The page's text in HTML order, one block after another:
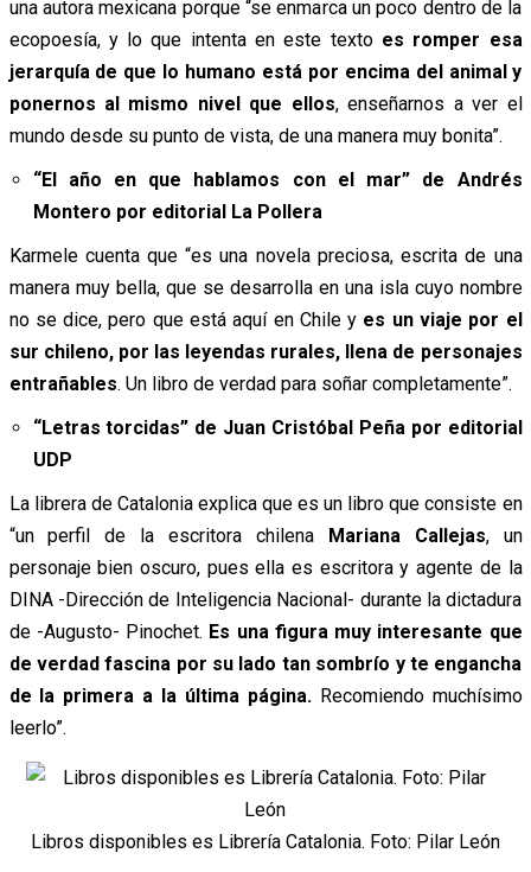
una autora mexicana porque “se enmarca un poco dentro de la
ecopoesía, y lo que intenta en este texto es romper esa
jerarquía de que lo humano está por encima del animal y
ponernos al mismo nivel que ellos, enseñarnos a ver el
mundo desde su punto de vista, de una manera muy bonita”.
“El año en que hablamos con el mar” de Andrés
Montero por editorial La Pollera
Karmele cuenta que “es una novela preciosa, escrita de una
manera muy bella, que se desarrolla en una isla cuyo nombre
no se dice, pero que está aquí en Chile y es un viaje por el
sur chileno, por las leyendas rurales, llena de personajes
entrañables. Un libro de verdad para soñar completamente”.
“Letras torcidas” de Juan Cristóbal Peña por editorial
UDP
La librera de Catalonia explica que es un libro que consiste en
“un perfil de la escritora chilena Mariana Callejas, un
personaje bien oscuro, pues ella es escritora y agente de la
DINA -Dirección de Inteligencia Nacional- durante la dictadura
de -Augusto- Pinochet. Es una figura muy interesante que
de verdad fascina por su lado tan sombrío y te engancha
de la primera a la última página. Recomiendo muchísimo
leerlo”.
Libros disponibles es Librería Catalonia. Foto: Pilar León